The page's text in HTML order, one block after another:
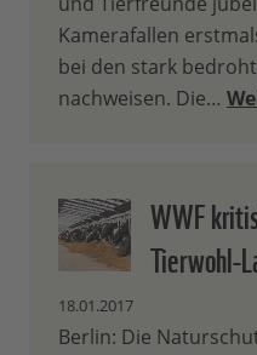
Kamerafallen
bei den stark
nachweisen. Die…
WWF
Tierwohl-
18.01.2017
Berlin: Die